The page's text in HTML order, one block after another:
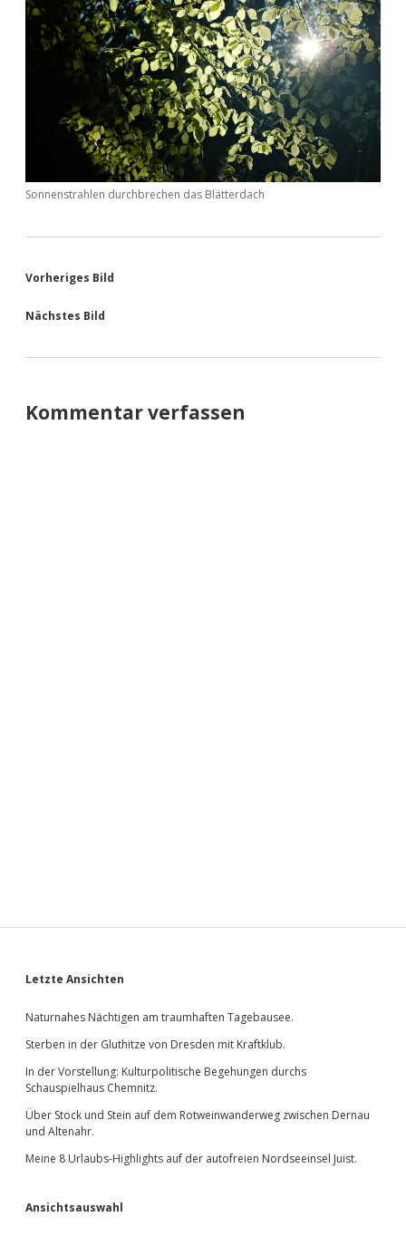
Sonnenstrahlen durchbrechen das Blätterdach
Vorheriges Bild
Nächstes Bild
Kommentar verfassen
Sidebar
Letzte Ansichten
Naturnahes Nächtigen am traumhaften Tagebausee.
Sterben in der Gluthitze von Dresden mit Kraftklub.
In der Vorstellung: Kulturpolitische Begehungen durchs
Schauspielhaus Chemnitz.
Über Stock und Stein auf dem Rotweinwanderweg zwischen Dernau
und Altenahr.
Meine 8 Urlaubs-Highlights auf der autofreien Nordseeinsel Juist.
Ansichtsauswahl